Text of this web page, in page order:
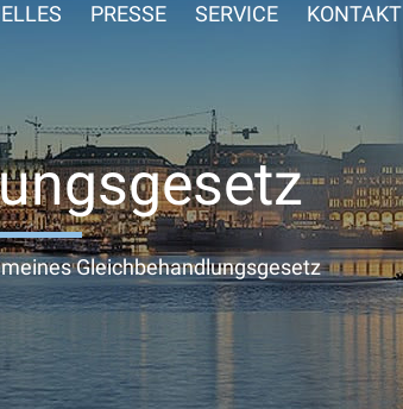
PRESSE SERVICE KONTAKT
Gleichbehandlungsgesetz